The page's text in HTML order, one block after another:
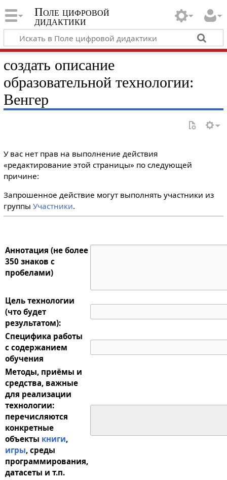
Поле цифровой
дидактики
создать описание
образовательной технологии:
Венгер
У вас нет прав на выполнение действия
«редактирование этой страницы» по следующей
причине:
Запрошенное действие могут выполнять участники из
группы Участники.
Аннотация (не более
350 знаков с
пробелами)
Цель технологии
(что будет
результатом):
Специфика работы
с содержанием
обучения
Методы, приёмы и
средства, важные
для реализации
технологии:
перечисляются
конкретные
объекты книги,
игры, среды
программирования,
датасеты и т.п.